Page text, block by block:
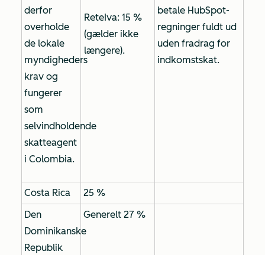
derfor
overholde
de lokale
myndigheders
krav og
fungerer
som
selvindholdende
skatteagent
i Colombia.
ReteIva: 15 %
(gælder ikke
længere).
betale HubSpot-
regninger fuldt ud
uden fradrag for
indkomstskat.
Costa Rica
25 %
Den
Dominikanske
Republik
Generelt 27 %